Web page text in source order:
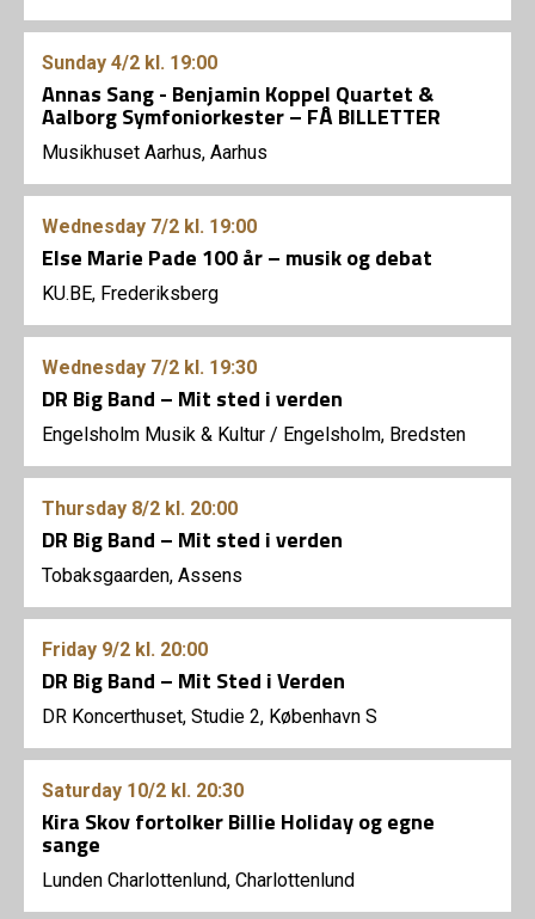
Sunday 4/2 kl. 19:00
Annas Sang - Benjamin Koppel Quartet &
Aalborg Symfoniorkester – FÅ BILLETTER
Musikhuset Aarhus, Aarhus
Wednesday 7/2 kl. 19:00
Else Marie Pade 100 år – musik og debat
KU.BE, Frederiksberg
Wednesday 7/2 kl. 19:30
DR Big Band – Mit sted i verden
Engelsholm Musik & Kultur / Engelsholm, Bredsten
Thursday 8/2 kl. 20:00
DR Big Band – Mit sted i verden
Tobaksgaarden, Assens
Friday 9/2 kl. 20:00
DR Big Band – Mit Sted i Verden
DR Koncerthuset, Studie 2, København S
Saturday 10/2 kl. 20:30
Kira Skov fortolker Billie Holiday og egne
sange
Lunden Charlottenlund, Charlottenlund